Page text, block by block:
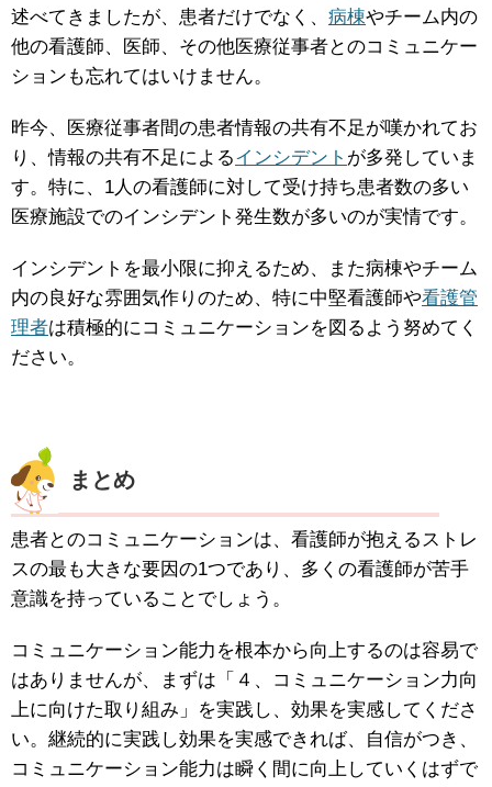
述べてきましたが、患者だけでなく、 病棟やチーム内の
他の看護師、医師、その他医療従事者とのコミュニケー
ションも忘れてはいけません。
昨今、医療従事者間の患者情報の共有不足が嘆かれてお
り、情報の共有不足によるインシデント が多発していま
す。特に、1人の看護師に対して受け持ち患者数の多い
医療施設でのインシデント発生数が多いのが実情です。
インシデントを最小限に抑えるため、また病棟やチーム
内の良好な雰囲気作りのため、特に中堅看護師や看護管
理者は積極的にコミュニケーションを図るよう努めてく
ださい。
まとめ
患者とのコミュニケーションは、看護師が抱えるストレ
スの最も大きな要因の1つであり、多くの看護師が苦手
意識を持っていることでしょう。
コミュニケーション能力を根本から向上するのは容易で
はありませんが、まずは「４、コミュニケーション力向
上に向けた取り組み」を実践し、効果を実感してくださ
い。継続的に実践し効果を実感できれば、自信がつき、
コミュニケーション能力は瞬く間に向上していくはずで